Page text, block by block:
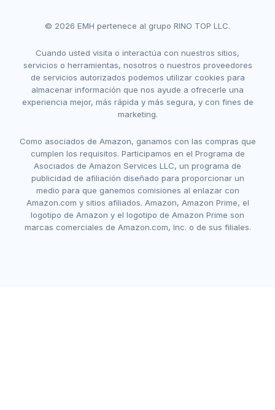
© 2026 EMH pertenece al grupo RINO TOP LLC.
Cuando usted visita o interactúa con nuestros sitios,
servicios o herramientas, nosotros o nuestros proveedores
de servicios autorizados podemos utilizar cookies para
almacenar información que nos ayude a ofrecerle una
experiencia mejor, más rápida y más segura, y con fines de
marketing.
Como asociados de Amazon, ganamos con las compras que
cumplen los requisitos. Participamos en el Programa de
Asociados de Amazon Services LLC, un programa de
publicidad de afiliación diseñado para proporcionar un
medio para que ganemos comisiones al enlazar con
Amazon.com y sitios afiliados. Amazon, Amazon Prime, el
logotipo de Amazon y el logotipo de Amazon Prime son
marcas comerciales de Amazon.com, Inc. o de sus filiales.